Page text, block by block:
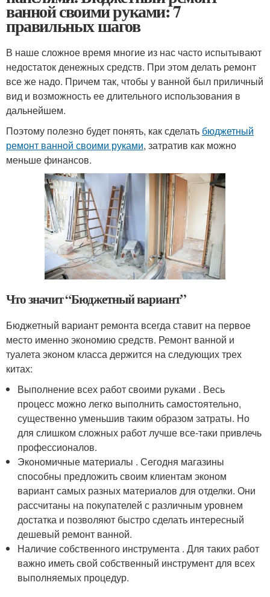
ванной своими руками: 7
правильных шагов
В наше сложное время многие из нас часто испытывают
недостаток денежных средств. При этом делать ремонт
все же надо. Причем так, чтобы у ванной был приличный
вид и возможность ее длительного использования в
дальнейшем.
Поэтому полезно будет понять, как сделать бюджетный
ремонт ванной своими руками, затратив как можно
меньше финансов.
Что значит “Бюджетный вариант”
Бюджетный вариант ремонта всегда ставит на первое
место именно экономию средств. Ремонт ванной и
туалета эконом класса держится на следующих трех
китах:
Выполнение всех работ своими руками . Весь
процесс можно легко выполнить самостоятельно,
существенно уменьшив таким образом затраты. Но
для слишком сложных работ лучше все-таки привлечь
профессионалов.
Экономичные материалы . Сегодня магазины
способны предложить своим клиентам эконом
вариант самых разных материалов для отделки. Они
рассчитаны на покупателей с различным уровнем
достатка и позволяют быстро сделать интересный
дешевый ремонт ванной.
Наличие собственного инструмента . Для таких работ
важно иметь свой собственный инструмент для всех
выполняемых процедур.